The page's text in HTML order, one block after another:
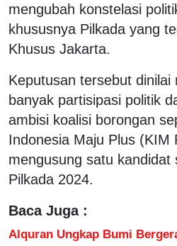
mengubah konstelasi
khususnya Pilkada yang
Khusus Jakarta.
Keputusan tersebut dinilai
banyak partisipasi politik
ambisi koalisi borongan
Indonesia Maju Plus (KIM
mengusung satu kandidat
Pilkada 2024.
Baca Juga :
Alquran Ungkap Bumi